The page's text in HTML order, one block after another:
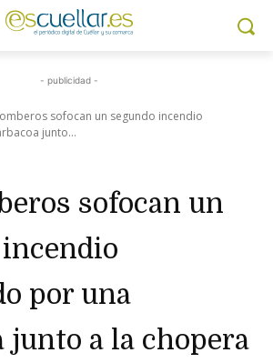
- publicidad -
sofocan un segundo incendio
junto...
sofocan un
por una
junto a la chopera